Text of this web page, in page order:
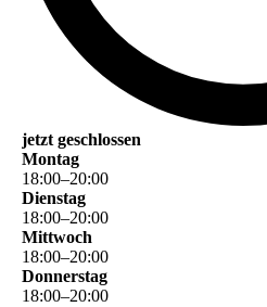
jetzt geschlossen
Montag
18:00–20:00
Dienstag
18:00–20:00
Mittwoch
18:00–20:00
Donnerstag
18:00–20:00